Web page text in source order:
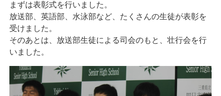
まずは表彰式を行いました。
放送部、英語部、水泳部など、たくさんの生徒が表彰を
受けました。
そのあとは、放送部生徒による司会のもと、壮行会を行
いました。